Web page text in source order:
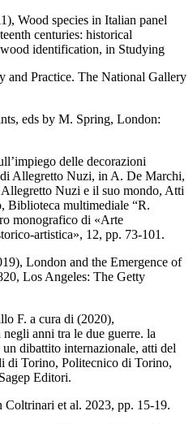
Wood species in Italian panel
centuries: historical
identification, in Studying
and Practice. The National Gallery
eds by M. Spring, London:
delle decorazioni
Allegretto Nuzi, in A. De Marchi,
Nuzi e il suo mondo, Atti
Biblioteca multimediale “R.
monografico di «Arte
artistica», 12, pp. 73-101.
London and the Emergence of
Los Angeles: The Getty
F. a cura di (2020),
anni tra le due guerre. la
dibattito internazionale, atti del
di Torino, Politecnico di Torino,
Editori.
Coltrinari et al. 2023, pp. 15-19.